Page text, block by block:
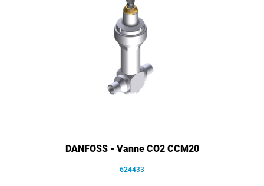
DANFOSS - Vanne CO2 CCM20
624433